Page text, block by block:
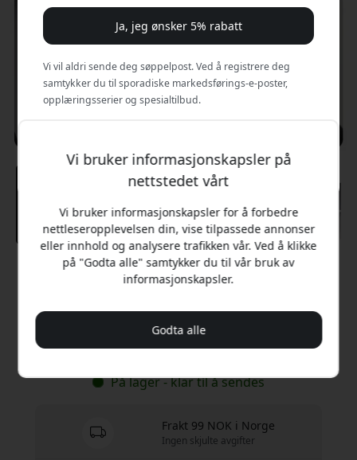
Anbefalt pris
279 NOK
På lager - klar til å sendes
Frakt 99 NOK i Norge
Ingen skjulte avgifter
Vi bruker informasjonskapsler på
nettstedet vårt
Vi bruker informasjonskapsler for å forbedre
nettleseropplevelsen din, vise tilpassede annonser
eller innhold og analysere trafikken vår. Ved å klikke
på "Godta alle" samtykker du til vår bruk av
informasjonskapsler.
Godta alle
Ja, jeg ønsker 5% rabatt
Vi vil aldri sende deg søppelpost. Ved å registrere deg
samtykker du til sporadiske markedsførings-e-poster,
opplæringsserier og spesialtilbud.